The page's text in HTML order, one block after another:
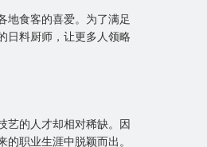
地食客的喜爱。为了满足
日料厨师，让更多人领略
艺的人才却相对稀缺。因
职业生涯中脱颖而出。